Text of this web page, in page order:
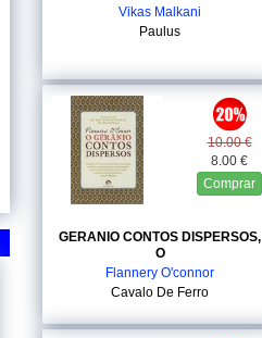
Vikas Malkani
Paulus
10.00 €
8.00 €
Comprar
GERANIO CONTOS DISPERSOS,
O
Flannery O'connor
Cavalo De Ferro